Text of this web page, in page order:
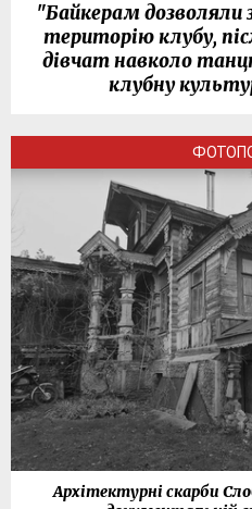
"Байкерам
територію клубу,
дівчат навколо
клубну
Архітектурні скарби